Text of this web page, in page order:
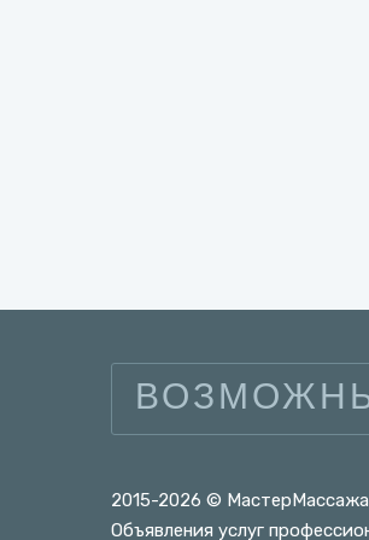
2015-2026 ©
Объявления услуг